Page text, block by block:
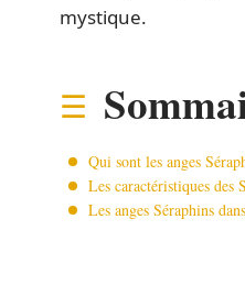
mystique.
Qui sont les anges
Les caractéristiques des
Les anges Séraphins